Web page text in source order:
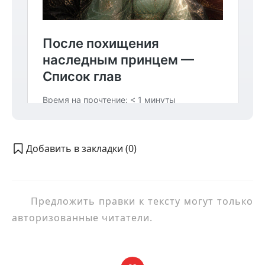
Добавить в закладки (0)
Предложить правки к тексту могут только
авторизованные читатели.